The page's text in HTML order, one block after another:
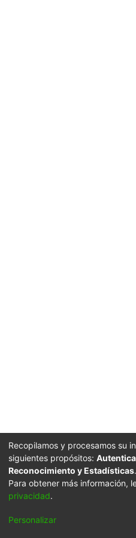
Recopilamos y procesamos su
siguientes propósitos:
Reconocimiento y Estadísticas.
Para obtener más información,
privacidad.
Personalizar